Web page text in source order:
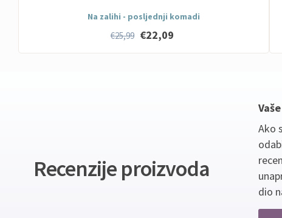
Na zalihi - posljednji komadi
€25,99 €22,09
Recenzije proizvoda
Ako
dio